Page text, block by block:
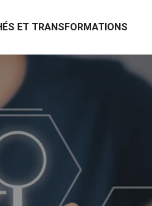
ET TRANSFORMATIONS